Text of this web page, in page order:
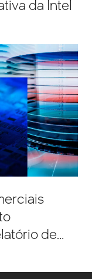
da Intel
de
de